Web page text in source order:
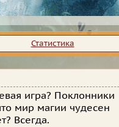
Статистика
игра? Поклонники
мир магии чудесен
Всегда.